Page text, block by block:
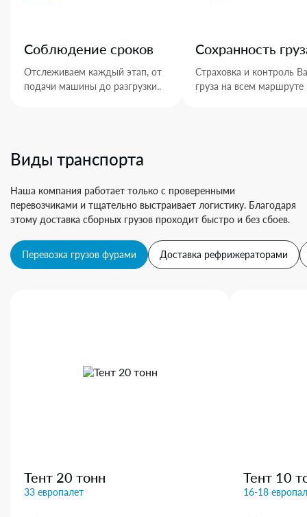
Соблюдение сроков
Отслеживаем каждый этап, от
подачи машины до разгрузки..
Сохранность
Страховка и контроль
груза на всем маршруте
Виды транспорта
Наша компания работает только с проверенными
перевозчиками и тщательно выстраивает логистику. Благодаря
этому доставка сборных грузов проходит быстро и без сбоев.
Перевозка грузов фурами Доставка рефрижераторами
Тент 20 тонн
33 европалет
Тент 10
16-18